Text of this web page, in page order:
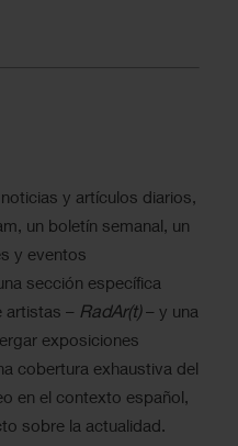
y artículos diarios,
un boletín semanal, un
y eventos
sección específica
artistas – RadAr(t)– y una
exposiciones
cobertura exhaustiva del
en el contexto español,
sobre la actualidad.